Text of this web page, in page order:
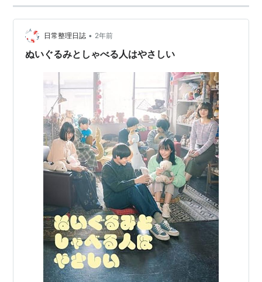
日常整理日誌 • 2年前
ぬいぐるみとしゃべる人はやさしい